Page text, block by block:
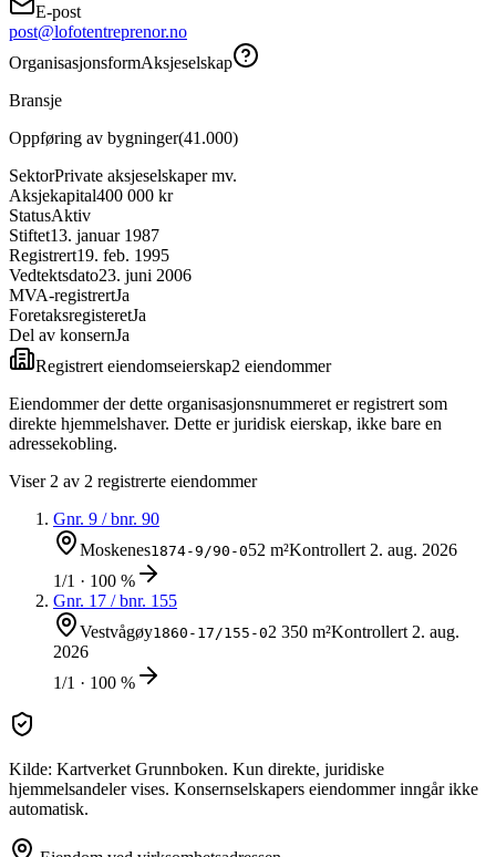
E-post
post@lofotentreprenor.no
OrganisasjonsformAksjeselskap
Bransje
Oppføring av bygninger(41.000)
SektorPrivate aksjeselskaper mv.
Aksjekapital400 000 kr
StatusAktiv
Stiftet13. januar 1987
Registrert19. feb. 1995
Vedtektsdato23. juni 2006
MVA-registrertJa
ForetaksregisteretJa
Del av konsernJa
Registrert eiendomseierskap2 eiendommer
Eiendommer der dette organisasjonsnummeret er registrert som
direkte hjemmelshaver. Dette er juridisk eierskap, ikke bare en
adressekobling.
Viser2 av 2 registrerte eiendommer
Gnr. 9 / bnr. 90
Moskenes1874-9/90-052 m²Kontrollert2. aug. 2026
1/1 · 100 %
Gnr. 17 / bnr. 155
Vestvågøy1860-17/155-02 350 m²Kontrollert2. aug.
2026
1/1 · 100 %
Kilde: Kartverket Grunnboken. Kun direkte, juridiske
hjemmelsandeler vises. Konsernselskapers eiendommer inngår ikke
automatisk.